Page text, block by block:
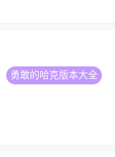
勇敢的哈克版本大全